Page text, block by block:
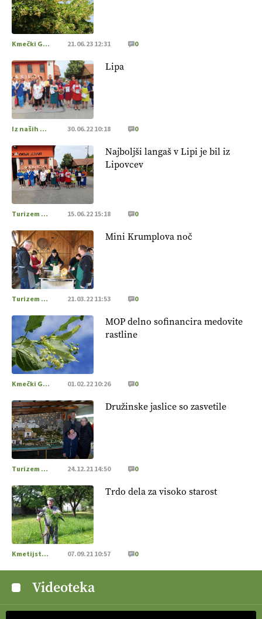
Kmečki Glas 21.06.23 12:31 0
Lipa
Iz naših krajev 30.06.22 10:18 0
Najboljši langaš v Lipi je bil iz
Lipovcev
Turizem na podezelju 15.06.22 15:18 0
Mini Krumplova noč
Turizem na podezelju 21.03.22 11:53 0
MOP delno sofinancira medovite
rastline
Kmečki Glas 01.02.22 10:26 0
Družinske jaslice so zasvetile
Turizem na podezelju 24.12.21 14:50 0
Trdo dela za visoko starost
Kmetijstvo Podravja in Pomurja 07.09.21 10:57 0
Videoteka